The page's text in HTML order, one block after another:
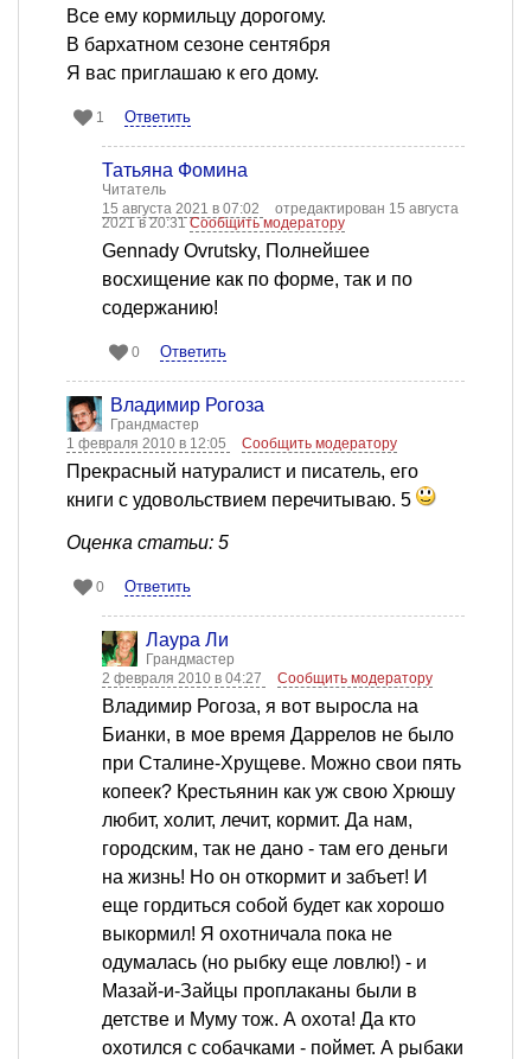
Все ему кормильцу дорогому.
В бархатном сезоне сентября
Я вас приглашаю к его дому.
1 Ответить
Татьяна Фомина
Читатель
15 августа 2021 в 07:02
отредактирован 15 августа
2021 в 20:31Сообщить модератору
Gennady Ovrutsky, Полнейшее
восхищение как по форме, так и по
содержанию!
0 Ответить
Владимир Рогоза
Грандмастер
1 февраля 2010 в 12:05
Сообщить модератору
Прекрасный натуралист и писатель, его
книги с удовольствием перечитываю. 5
Оценка статьи: 5
0 Ответить
Лаура Ли
Грандмастер
2 февраля 2010 в 04:27
Сообщить модератору
Владимир Рогоза, я вот выросла на
Бианки, в мое время Даррелов не было
при Сталине-Хрущеве. Можно свои пять
копеек? Крестьянин как уж свою Хрюшу
любит, холит, лечит, кормит. Да нам,
городским, так не дано - там его деньги
на жизнь! Но он откормит и забъет! И
еще гордиться собой будет как хорошо
выкормил! Я охотничала пока не
одумалась (но рыбку еще ловлю!) - и
Мазай-и-Зайцы проплаканы были в
детстве и Муму тож. А охота! Да кто
охотился с собачками - поймет. А рыбаки